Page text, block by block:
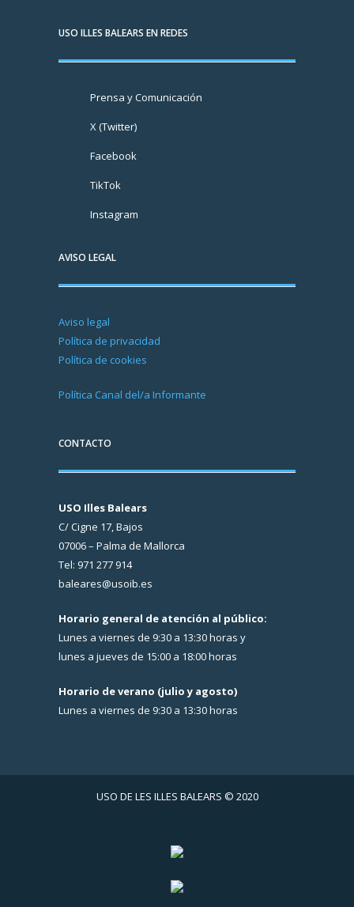
USO ILLES BALEARS EN REDES
Prensa y Comunicación
X (Twitter)
Facebook
TikTok
Instagram
AVISO LEGAL
Aviso legal
Política de privacidad
Política de cookies
Política Canal del/a Informante
CONTACTO
USO Illes Balears
C/ Cigne 17, Bajos
07006 – Palma de Mallorca
Tel: 971 277 914
baleares@usoib.es
Horario general de atención al público:
Lunes a viernes de 9:30 a 13:30 horas y
lunes a jueves de 15:00 a 18:00 horas
Horario de verano (julio y agosto)
Lunes a viernes de 9:30 a 13:30 horas
USO DE LES ILLES BALEARS © 2020